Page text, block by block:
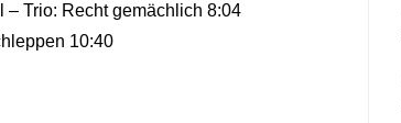
– Trio: Recht gemächlich 8:04
10:40